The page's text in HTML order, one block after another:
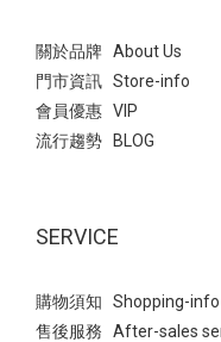
關於品牌 About Us
門市資訊 Store-info
會員優惠 VIP
流行趨勢 BLOG
SERVICE
購物須知 Shopping-info
售後服務 After-sales